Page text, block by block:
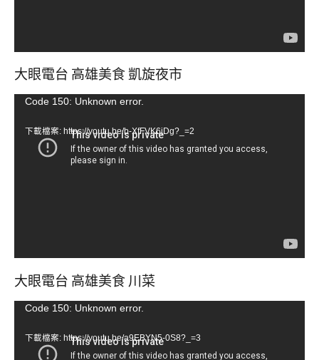
大眼電台 高雄美食 凱旋夜市
視Code 150: Unknown error.
下載檔案: https://youtu.be/b-XfFVK6jDg?_=2
大眼電台 高雄美食 川菜
視Code 150: Unknown error.
下載檔案: https://youtu.be/a9EBYN5-0S8?_=3